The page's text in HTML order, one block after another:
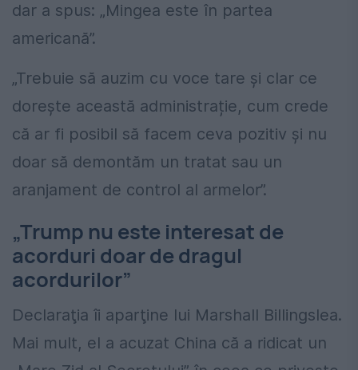
dar a spus: „Mingea este în partea
americană”.
„Trebuie să auzim cu voce tare și clar ce
dorește această administrație, cum crede
că ar fi posibil să facem ceva pozitiv și nu
doar să demontăm un tratat sau un
aranjament de control al armelor”.
„Trump nu este interesat de
acorduri doar de dragul
acordurilor”
Declaraţia îi aparţine lui Marshall Billingslea.
Mai mult, el a acuzat China că a ridicat un